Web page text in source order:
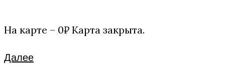
На карте – 0₽ Карта закрыта.
Facebook
Twitter
Google+
Далее